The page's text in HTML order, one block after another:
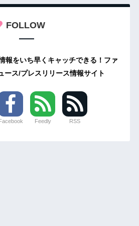
FOLLOW
報をいち早くキャッチできる！ファ
ース/プレスリリース情報サイト
Feedly RSS